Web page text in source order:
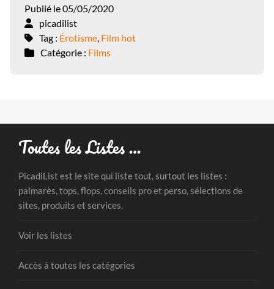
Publié le 05/05/2020
picadilist
Tag : Érotisme, Film hot
Catégorie : Films
Toutes les Listes …
PicadiList est le site qui liste tout, surtout les listes :
palmarès, tops, flops, conseils pro et perso, sélections de
sites, produits et services.
Voir les listes
Accès à toutes les catégories